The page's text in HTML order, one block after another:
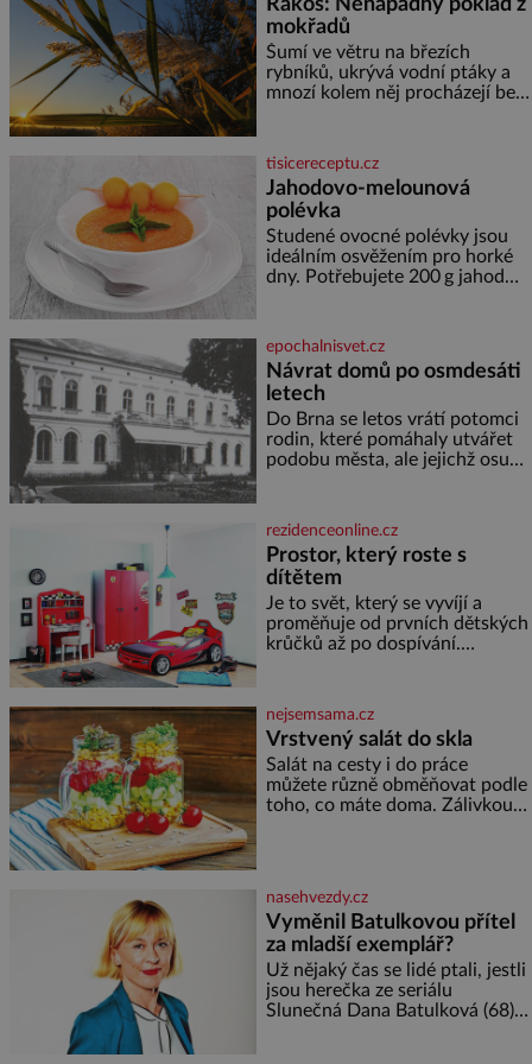
nejvýznamnějších vodních
elektráren v Evropě, vydat se na
horské hřebeny, projet se na
koloběžce a den zakončit
poznáváním památek ve
Rákos: Nenápadný poklad z
mokřadů
Šumí ve větru na březích
rybníků, ukrývá vodní ptáky a
mnozí kolem něj procházejí bez
lodě, zapisovat první texty a
inspiroval řadu pověstí. Tato
skromná, ale užitečná rostlina
provází člověka už tisíce let.
Většina lidí vnímá rákos jen jako
obyčejnou kulisu letního
koupání. Stačí se však podívat
tisicereceptu.cz
Jahodovo-melounová
polévka
Studené ovocné polévky jsou
ideálním osvěžením pro horké
dny. Potřebujete 200 g jahod
cukru krystal 1 lžíci medu 200 g
zakysané sm
epochalnisvet.cz
Návrat domů po osmdesáti
letech
Do Brna se letos vrátí potomci
rodin, které pomáhaly utvářet
podobu města, ale jejichž osudy
Placzek, Löw-Beer, Fuhrmann,
Kohn a Stiassni se stanou
jednou z hlavních
dramaturgických linií festivalu
židovské kultury ŠTETL FEST
2026. Některé návraty nejsou
jednoduché. Místa, která si
rezidenceonline.cz
Prostor, který roste s
dítětem
Je to svět, který se vyvíjí a
proměňuje od prvních dětských
krůčků až po dospívání.
soustředění i odpočinek a
reaguje na každou etapu života
a specifické potřeby dítěte. Pro
nejmenší je klíčová
jednoduchost, měkkost a
bezpečí, proto by pokoj
nejsemsama.cz
Vrstvený salát do skla
Salát na cesty i do práce
můžete různě obměňovat podle
toho, co máte doma. Zálivkou
potřebujete: ✿ 1/4 ledového
nebo jiného salátu (římský salát,
polníček…) ✿ 1 malá konzerva
kukuřice ✿ ½ okurky ✿ 2
rajčata Zálivka: ✿ 4 lžíce
olivového oleje ✿ 1 lžíci
citronové šťávy ✿ ½ stroužku
nasehvezdy.cz
Vyměnil Batulkovou přítel
za mladší exemplář?
Už nějaký čas se lidé ptali, jestli
jsou herečka ze seriálu
Slunečná Dana Batulková (68) a